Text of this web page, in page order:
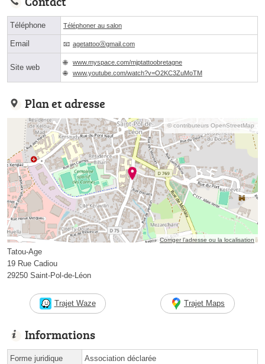
Téléphone Téléphoner au salon
Email agetattooⓐgmail.com
Site web
www.myspace.com/mjptattoobretagne
www.youtube.com/watch?v=O2KC3ZuMoTM
Plan et adresse
© contributeurs OpenStreetMap
Corriger l’adresse ou la localisation
Tatou-Age
19 Rue Cadiou
29250 Saint-Pol-de-Léon
Trajet Waze Trajet Maps
Informations
Forme juridique Association déclarée